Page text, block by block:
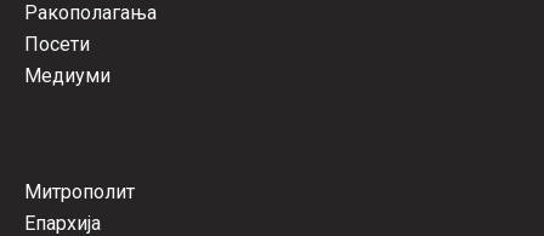
Ракополагања
Посети
Медиуми
Митрополит
Епархија